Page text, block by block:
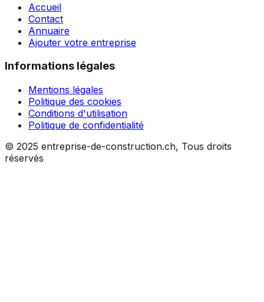
Accueil
Contact
Annuaire
Ajouter votre entreprise
Informations légales
Mentions légales
Politique des cookies
Conditions d'utilisation
Politique de confidentialité
© 2025 entreprise-de-construction.ch, Tous droits
réservés